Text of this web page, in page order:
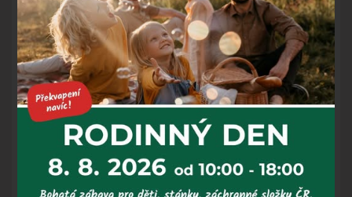
Má hotel vlastní restauraci?
Ano, hotel má restauraci s celodenním provozem a
pizzerii. K dispozici je také lobby bar, který je v letní sezóně
nahrazen venkovní terasou.
Jak probíhá stravování?
Snídaně jsou podávány formou bufetu, večeře formou
bufetu nebo výběrem z menu dle aktuální obsazenosti